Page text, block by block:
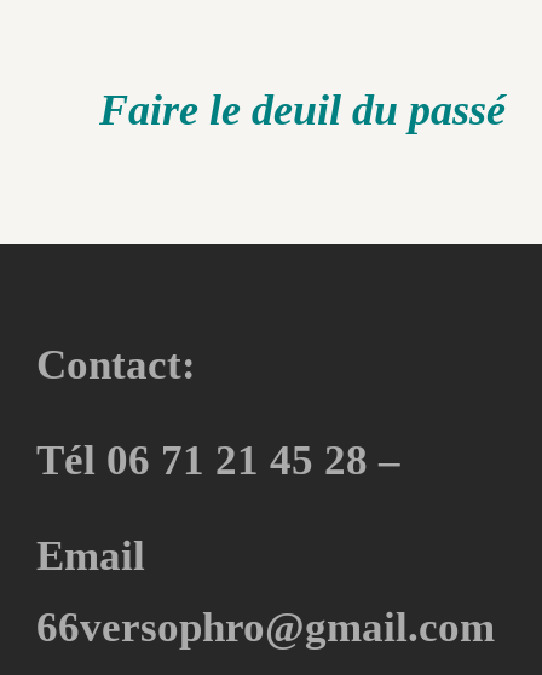
Faire le deuil du passé
Contact:
Tél 06 71 21 45 28 –
Email
66versophro@gmail.com